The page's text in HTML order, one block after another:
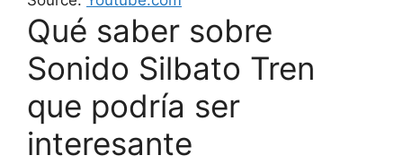
Qué saber sobre
Sonido Silbato Tren
que podría ser
interesante